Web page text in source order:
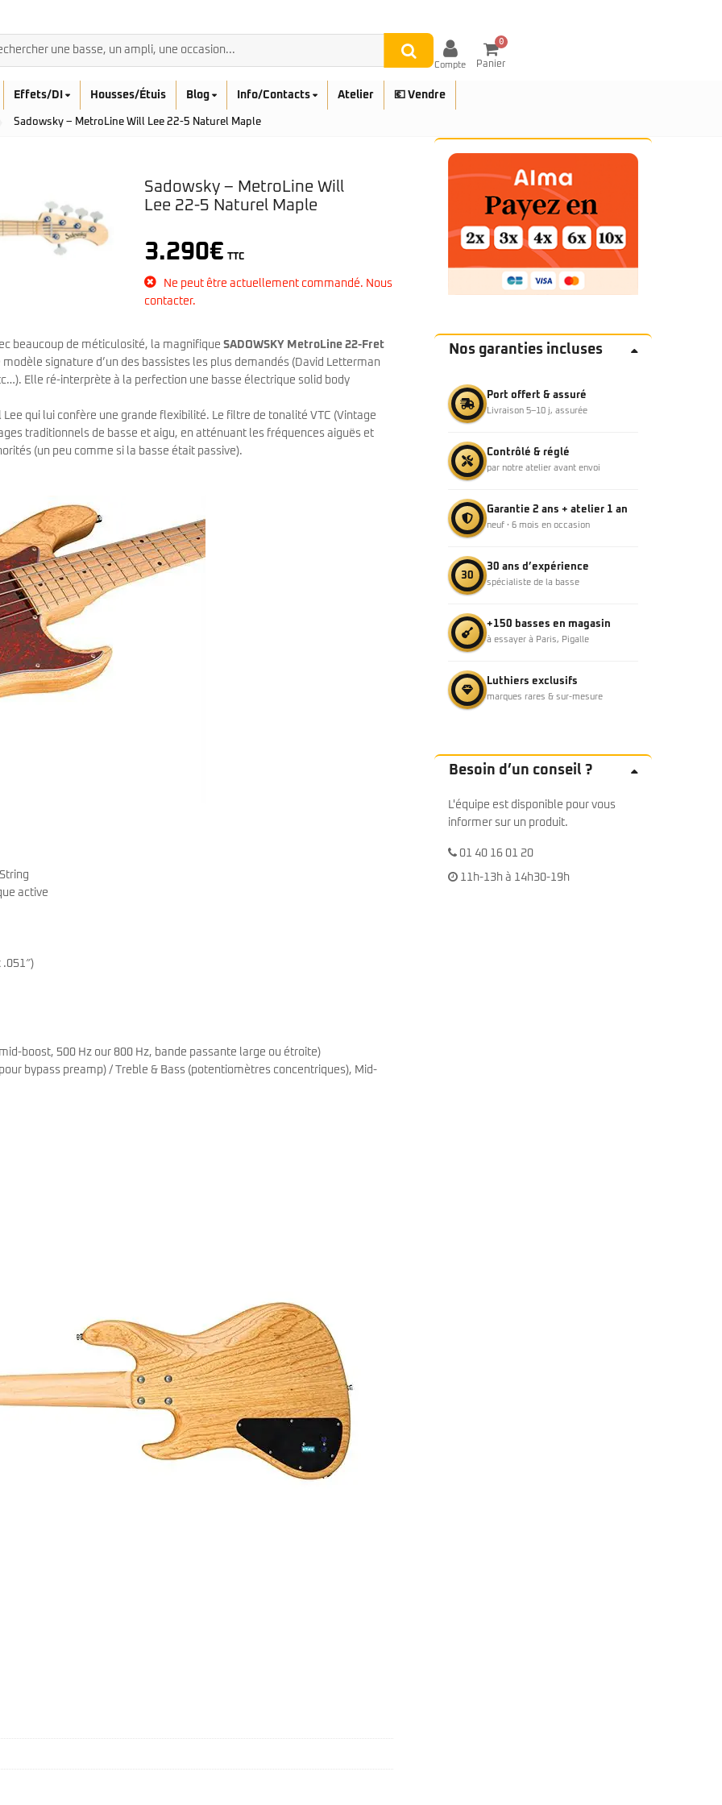
Compte
0
Panier
Rickenbacker
Serie Mini
Classic Vibe Jazz Bass
Classic Vibe Precision
Classic Vibe Mustang
Classic Vibe Telecaster
Paranormal
Serie Stingray Ray2 Intro Series
Serie Stingray Ray4/5
Serie Stingray Ray24/25
Serie Stingray Ray34/35
Warwick / Rockbass
Yamaha
Serie TRB
Serie TRBX
Signature
BASSES ACOUSTIQUES
BASSES UKULÉLÉS
Effets/DI Housses/Étuis Blog Info/Contacts Atelier 💶 Vendre
Sadowsky – MetroLine Will Lee 22-5 Naturel Maple
Sadowsky – MetroLine Will
Lee 22-5 Naturel Maple
3.290€ TTC
Ne peut être actuellement commandé. Nous
contacter.
beaucoup de méticulosité, la magnifique SADOWSKY MetroLine 22-Fret
modèle signature d’un des bassistes les plus demandés (David Letterman
Elle ré-interprète à la perfection une basse électrique solid body
qui lui confère une grande flexibilité. Le filtre de tonalité VTC (Vintage
traditionnels de basse et aigu, en atténuant les fréquences aiguës et
(un peu comme si la basse était passive).
active
boost, 500 Hz our 800 Hz, bande passante large ou étroite)
bypass preamp) / Treble & Bass (potentiomètres concentriques), Mid-
Nos garanties incluses
Port offert & assuré
Livraison 5–10 j, assurée
Contrôlé & réglé
par notre atelier avant envoi
Garantie 2 ans + atelier 1 an
neuf · 6 mois en occasion
30
30 ans d’expérience
spécialiste de la basse
+150 basses en magasin
à essayer à Paris, Pigalle
Luthiers exclusifs
marques rares & sur-mesure
Besoin d’un conseil ?
L'équipe est disponible pour vous
informer sur un produit.
01 40 16 01 20
11h-13h à 14h30-19h